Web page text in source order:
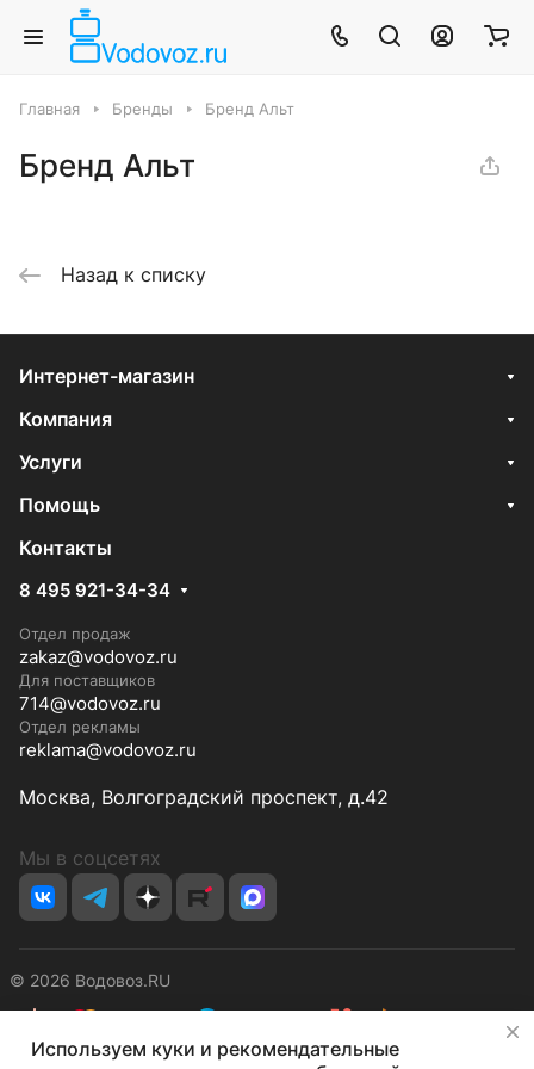
Главная Бренды Бренд Альт
Бренд Альт
Назад к списку
Интернет-магазин
Компания
Услуги
Помощь
Контакты
8 495 921-34-34
Отдел продаж
zakaz@vodovoz.ru
Для поставщиков
714@vodovoz.ru
Отдел рекламы
reklama@vodovoz.ru
Москва, Волгоградский проспект, д.42
Мы в соцсетях
© 2026 Водовоз.RU
КонфиденциальностьОферта
Используем куки и рекомендательные